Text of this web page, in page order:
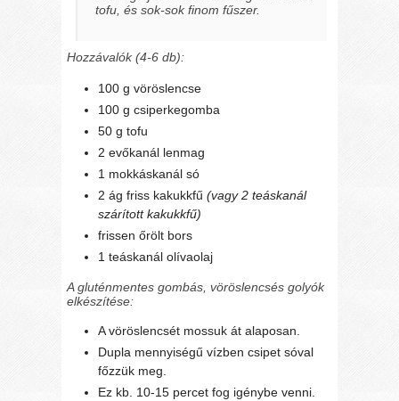
tofu, és sok-sok finom fűszer.
Hozzávalók (4-6 db):
100 g vöröslencse
100 g csiperkegomba
50 g tofu
2 evőkanál lenmag
1 mokkáskanál só
2 ág friss kakukkfű(vagy 2 teáskanál
szárított kakukkfű)
frissen őrölt bors
1 teáskanál olívaolaj
A gluténmentes gombás, vöröslencsés golyók
elkészítése:
A vöröslencsét mossuk át alaposan.
Dupla mennyiségű vízben csipet sóval
főzzük meg.
Ez kb. 10-15 percet fog igénybe venni.